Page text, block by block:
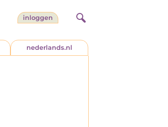
inloggen
nederlands.nl